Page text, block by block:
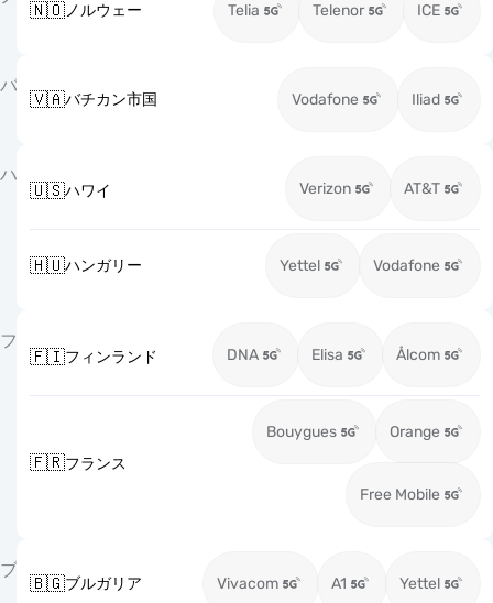
🇳🇴ノルウェー Telia Telenor ICE
バ
🇻🇦バチカン市国 Vodafone Iliad
ハ
🇺🇸ハワイ Verizon AT&T
🇭🇺ハンガリー Yettel Vodafone
フ
🇫🇮フィンランド DNA Elisa Ålcom
🇫🇷フランス
Bouygues Orange
Free Mobile
ブ
🇧🇬ブルガリア Vivacom A1 Yettel